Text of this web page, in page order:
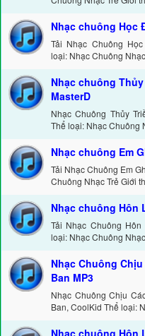
Nhạc chuông Học
Tải Nhạc Chuông
loại: Nhạc Chuông
Nhạc chuông
MasterD
Nhạc Chuông Thủy
Thể loại: Nhạc Chuông
Nhạc chuông Em
Tải Nhạc Chuông Em
Chuông Nhạc Trẻ Giới
Nhạc chuông Hôn
Tải Nhạc Chuông
loại: Nhạc Chuông
Nhạc Chuông
Ban MP3
Nhạc Chuông Chịu
Ban, CoolKid Thể loại: